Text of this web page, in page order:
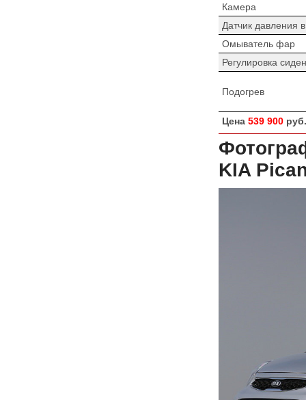
Камера
Датчик давления
Омыватель фар
Регулировка
Подогрев
Цена 539 900руб.
KIA